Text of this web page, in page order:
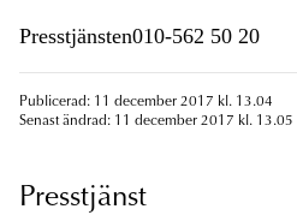
Presstjänsten010-562 50 20
Publicerad: 11 december 2017 kl. 13.04
Senast ändrad: 11 december 2017 kl. 13.05
Presstjänst